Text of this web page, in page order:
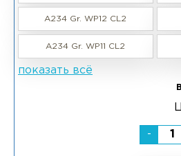
A234 Gr. WP12 CL2
A234 Gr. WP11 CL2
показать всё
-